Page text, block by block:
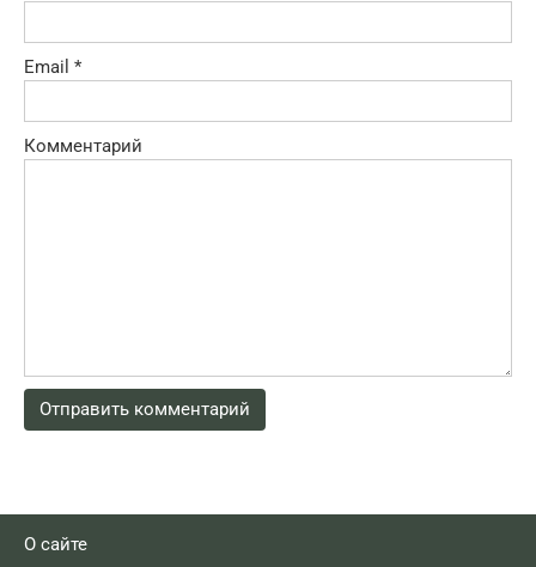
Email *
Комментарий
О сайте